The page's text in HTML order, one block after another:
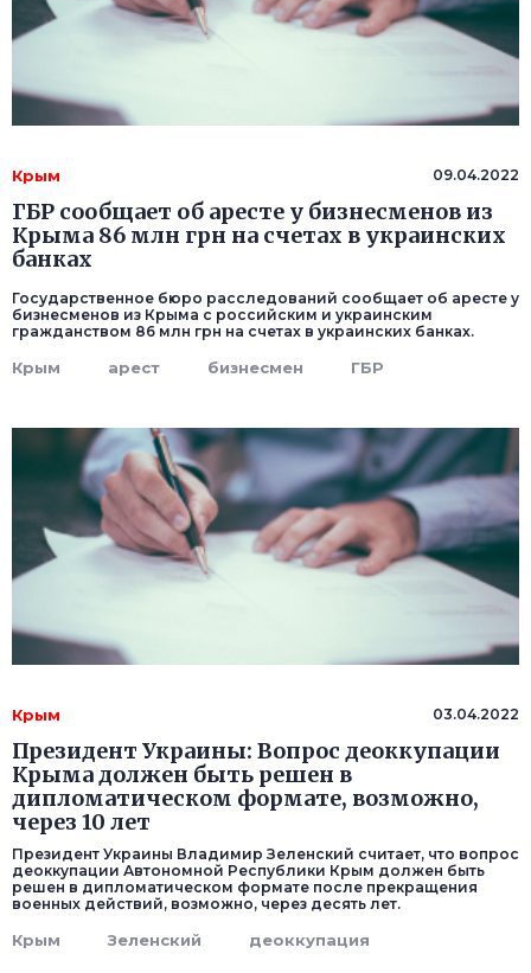
Крым 09.04.2022
ГБР сообщает об аресте у бизнесменов из
Крыма 86 млн грн на счетах в украинских
банках
Государственное бюро расследований сообщает об аресте у
бизнесменов из Крыма с российским и украинским
гражданством 86 млн грн на счетах в украинских банках.
Крым арест бизнесмен ГБР
Крым 03.04.2022
Президент Украины: Вопрос деоккупации
Крыма должен быть решен в
дипломатическом формате, возможно,
через 10 лет
Президент Украины Владимир Зеленский считает, что вопрос
деоккупации Автономной Республики Крым должен быть
решен в дипломатическом формате после прекращения
военных действий, возможно, через десять лет.
Крым Зеленский деоккупация